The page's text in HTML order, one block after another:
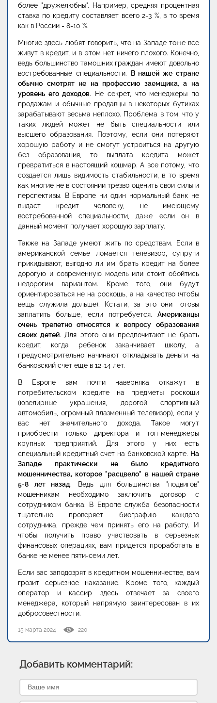
более "дружелюбны". Например, средняя процентная
ставка по кредиту составляет всего 2-3 %, в то время
как в России - 8-10 %.
Многие здесь любят говорить, что на Западе тоже все
живут в кредит, и в этом нет ничего плохого. Конечно,
ведь большинство тамошних граждан имеют довольно
востребованные специальности.
В нашей же стране
обычно смотрят не на профессию заемщика, а на
уровень его доходов. Не секрет, что менеджеры по
продажам и обычные продавцы в некоторых бутиках
зарабатывают весьма неплохо. Проблема в том, что у
таких людей может не быть специальности или
высшего образования. Поэтому, если они потеряют
хорошую работу и не смогут устроиться на другую
без образования, то выплата кредита может
превратиться в настоящий кошмар. А все потому, что
создается лишь видимость стабильности, в то время
как многие не в состоянии трезво оценить свои силы и
перспективы. В Европе ни один нормальный банк не
выдаст кредит человеку, не имеющему
востребованной специальности, даже если он в
данный момент получает хорошую зарплату.
Также на Западе умеют жить по средствам. Если в
американской семье ломается телевизор, супруги
прикидывают, выгодно ли им брать кредит на более
дорогую и современную модель или стоит обойтись
недорогим вариантом. Кроме того, они будут
ориентироваться не на роскошь, а на качество (чтобы
вещь служила дольше). Кстати, за это они готовы
заплатить больше, если потребуется. Американцы
очень трепетно относятся к вопросу образования
своих детей. Для этого они предпочитают не брать
кредит, когда ребенок заканчивает школу, а
предусмотрительно начинают откладывать деньги на
банковский счет еще в 12-14 лет.
В Европе вам почти наверняка откажут в
потребительском кредите на предметы роскоши
(ювелирные украшения, дорогой спортивный
автомобиль, огромный плазменный телевизор), если у
вас нет значительного дохода. Такое могут
приобрести только директора и топ-менеджеры
крупных предприятий. Для этого у них есть
специальный кредитный счет на банковской карте. На
Западе практически не было кредитного
мошенничества, которое "расцвело" в нашей стране
5-8 лет назад. Ведь для большинства "подвигов"
мошенникам необходимо заключить договор с
сотрудником банка. В Европе служба безопасности
тщательно проверяет биографию каждого
сотрудника, прежде чем принять его на работу. И
чтобы получить право участвовать в серьезных
финансовых операциях, вам придется проработать в
банке не менее пяти-семи лет.
Если вас заподозрят в кредитном мошенничестве, вам
грозит серьезное наказание. Кроме того, каждый
оператор и кассир здесь отвечает за своего
менеджера, который напрямую заинтересован в их
добросовестности.
15 марта 2024 220
Добавить комментарий: